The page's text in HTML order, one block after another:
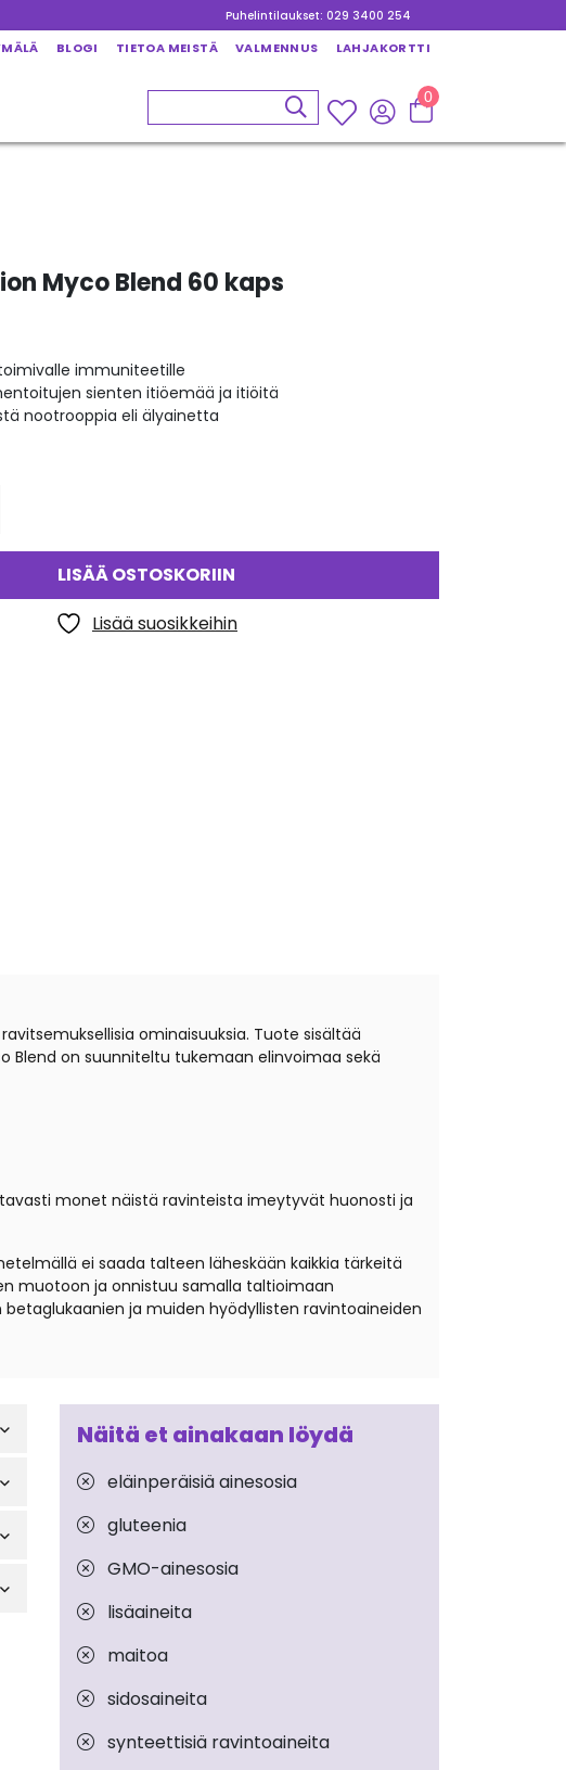
Puhelintilaukset: 029 3400 254
BLOGI TIETOA MEISTÄ VALMENNUS LAHJAKORTTI
0
Myco Blend 60 kaps
immuniteetille
sienten itiöemää ja itiöitä
nootrooppia eli älyainetta
LISÄÄ OSTOSKORIIN
Lisää suosikkeihin
ominaisuuksia. Tuote sisältää
Blend on suunniteltu tukemaan elinvoimaa sekä
monet näistä ravinteista imeytyvät huonosti ja
ei saada talteen läheskään kaikkia tärkeitä
muotoon ja onnistuu samalla taltioimaan
ja muiden hyödyllisten ravintoaineiden
Näitä et ainakaan löydä
eläinperäisiä ainesosia
gluteenia
GMO-ainesosia
lisäaineita
maitoa
sidosaineita
synteettisiä ravintoaineita